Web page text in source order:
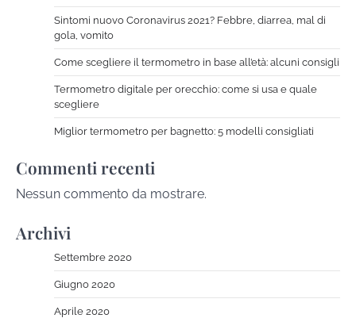
Sintomi nuovo Coronavirus 2021? Febbre, diarrea, mal di
gola, vomito
Come scegliere il termometro in base all’età: alcuni consigli
Termometro digitale per orecchio: come si usa e quale
scegliere
Miglior termometro per bagnetto: 5 modelli consigliati
Commenti recenti
Nessun commento da mostrare.
Archivi
Settembre 2020
Giugno 2020
Aprile 2020